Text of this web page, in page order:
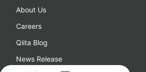
About Us
Careers
Qiita Blog
News Release